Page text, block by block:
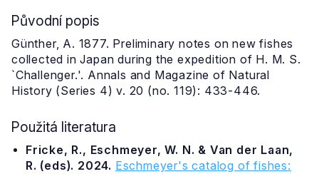
Původní popis
Günther, A. 1877. Preliminary notes on new fishes
collected in Japan during the expedition of H. M. S.
`Challenger.'. Annals and Magazine of Natural
History (Series 4) v. 20 (no. 119): 433-446.
Použitá literatura
Fricke, R., Eschmeyer, W. N. & Van der Laan,
R. (eds). 2024. Eschmeyer's catalog of fishes: